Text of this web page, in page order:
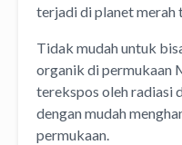
terjadi di planet merah
Tidak mudah untuk
organik di permukaan
terekspos oleh radiasi
dengan mudah
permukaan.